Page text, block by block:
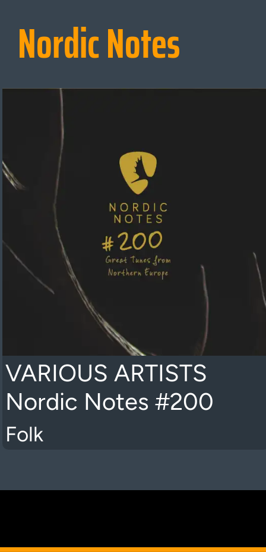
Nordic Notes
VARIOUS ARTISTS
Nordic Notes #200
Folk